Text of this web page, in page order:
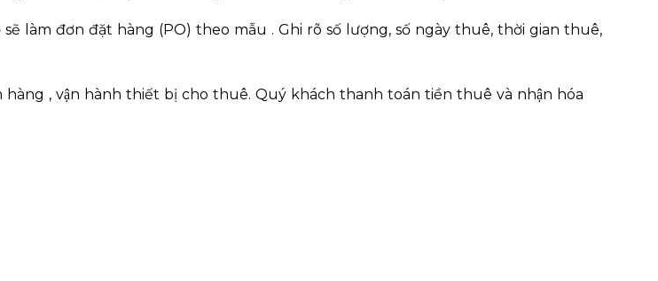
làm đơn đặt hàng (PO) theo mẫu . Ghi rõ số lượng, số ngày thuê, thời gian thuê,
, vận hành thiết bị cho thuê. Quý khách thanh toán tiền thuê và nhận hóa